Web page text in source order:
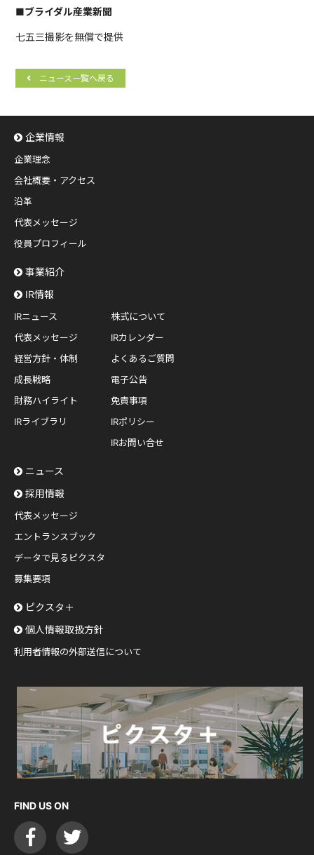
■ブライダル産業新聞
七五三撮影を無償で提供
ニュース一覧へ戻る
企業情報
企業理念
会社概要・アクセス
沿革
代表メッセージ
役員プロフィール
事業紹介
IR情報
IRニュース
代表メッセージ
経営方針・体制
成長戦略
財務ハイライト
IRライブラリ
株式について
IRカレンダー
よくあるご質問
電子公告
免責事項
IRポリシー
IRお問い合せ
ニュース
採用情報
代表メッセージ
エントランスブック
データで見るピクスタ
募集要項
ピクスタ＋
個人情報取扱方針
利用者情報の外部送信について
FIND US ON